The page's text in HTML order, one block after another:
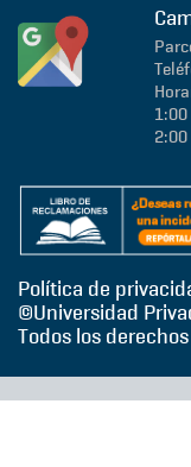
1:00
2:00
Política de
©Universidad
Todos los